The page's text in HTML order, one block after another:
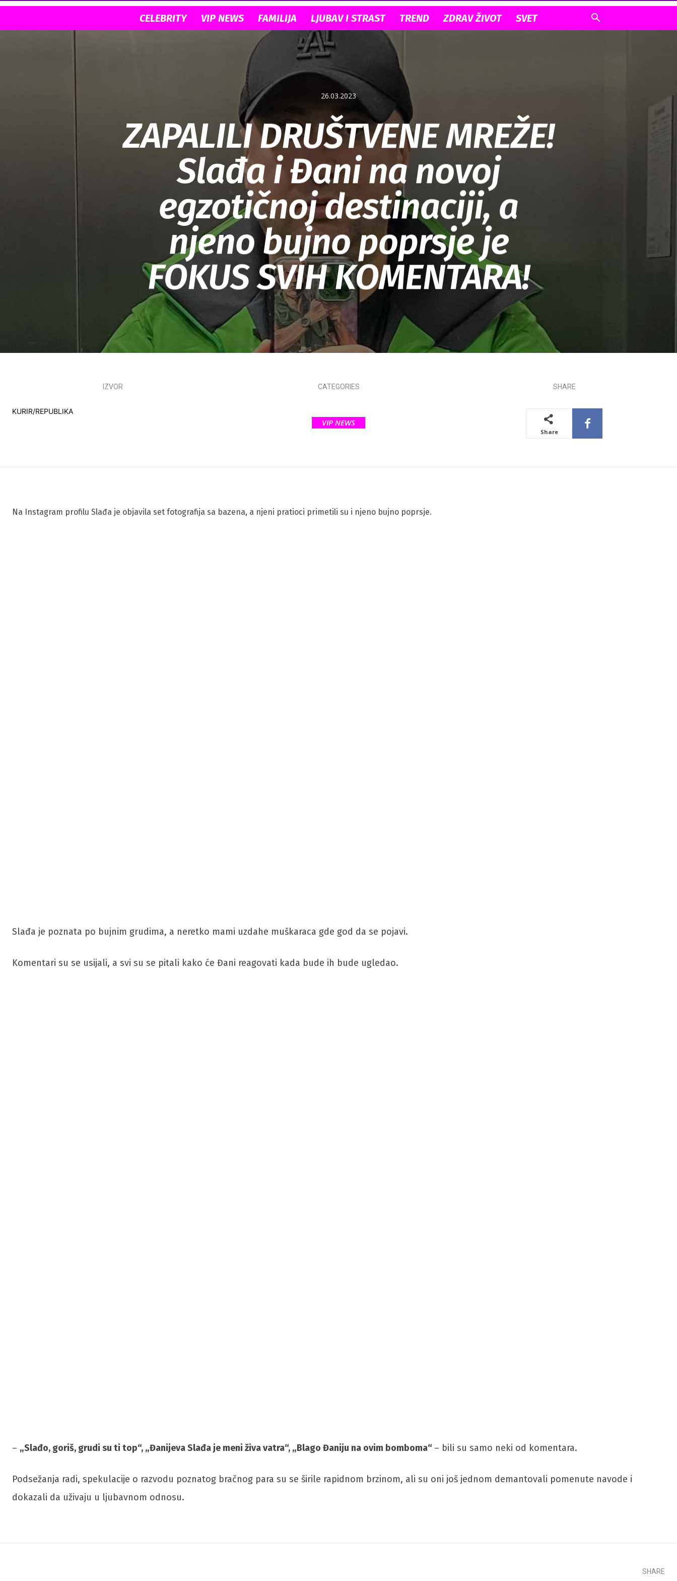
CELEBRITY VIP NEWS FAMILIJA LJUBAV I STRAST TREND ZDRAV ŽIVOT SVET
26.03.2023
ZAPALILI DRUŠTVENE MREŽE!
Slađa i Đani na novoj
egzotičnoj destinaciji, a
njeno bujno poprsje je
FOKUS SVIH KOMENTARA!
IZVOR
KURIR/REPUBLIKA
CATEGORIES
VIP NEWS
SHARE
Share
Na Instagram profilu Slađa je objavila set fotografija sa bazena, a njeni pratioci primetili su i njeno bujno poprsje.
Slađa je poznata po bujnim grudima, a neretko mami uzdahe muškaraca gde god da se pojavi.
Komentari su se usijali, a svi su se pitali kako će Đani reagovati kada bude ih bude ugledao.
– „Slađo, goriš, grudi su ti top“, „Đanijeva Slađa je meni živa vatra“, „Blago Đaniju na ovim bomboma“ – bili su samo neki od komentara.
Podsežanja radi, spekulacije o razvodu poznatog bračnog para su se širile rapidnom brzinom, ali su oni još jednom demantovali pomenute navode i
dokazali da uživaju u ljubavnom odnosu.
SHARE